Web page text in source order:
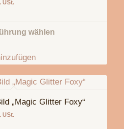
USt.
wählen
„Magic Glitter Foxy“
USt.